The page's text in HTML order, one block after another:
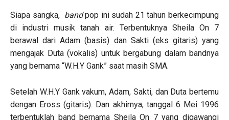
Siapa sangka, bandpop ini sudah 21 tahun berkecimpung
di industri musik tanah air. Terbentuknya Sheila On 7
berawal dari Adam (basis) dan Sakti (eks gitaris) yang
mengajak Duta (vokalis) untuk bergabung dalam bandnya
yang bernama “W.H.Y Gank” saat masih SMA.
Setelah W.H.Y Gank vakum, Adam, Sakti, dan Duta bertemu
dengan Eross (gitaris). Dan akhirnya, tanggal 6 Mei 1996
terbentuklah band bernama Sheila On 7 yang digawangi